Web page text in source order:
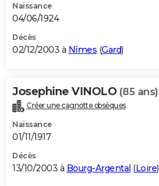
Naissance
04/06/1924
Décès
02/12/2003 à Nîmes (Gard)
Josephine VINOLO (85 ans)
Créer une cagnotte obsèques
Naissance
01/11/1917
Décès
13/10/2003 à Bourg-Argental (Loire)